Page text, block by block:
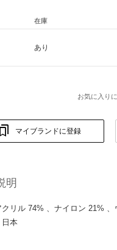
在庫
あり
お気に入り
マイブランドに登録
明
リル 74% 、ナイロン 21%
日本